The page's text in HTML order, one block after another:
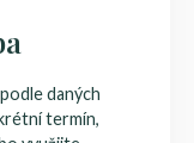
daných
termín,